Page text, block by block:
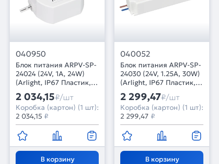
040950
Блок питания ARPV-SP-
24024 (24V, 1A, 24W)
(Arlight, IP67 Пластик, 5
лет)
2 034,15₽/шт
Коробка (картон) (1 шт):
2 034,15 ₽
В корзину
040052
Блок питания ARPV-SP-
24030 (24V, 1.25A, 30W)
(Arlight, IP67 Пластик, 5
лет)
2 299,47₽/шт
Коробка (картон) (1 шт):
2 299,47 ₽
В корзину